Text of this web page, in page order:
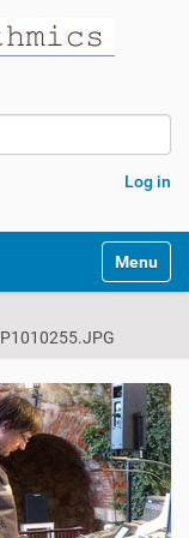
Log in
Toggle
P1010255.JPG